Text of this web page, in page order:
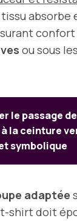
absorbe
confort
ou sous
le passage
la ceinture
symbolique
adaptée
shirt doit